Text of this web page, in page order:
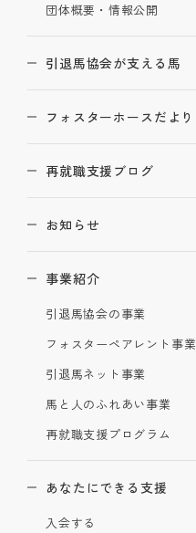
団体概要・情報公開
引退馬協会が支える馬
フォスターホースだより
再就職支援ブログ
お知らせ
事業紹介
引退馬協会の事業
フォスターペアレント事業
引退馬ネット事業
馬と人のふれあい事業
再就職支援プログラム
あなたにできる支援
入会する